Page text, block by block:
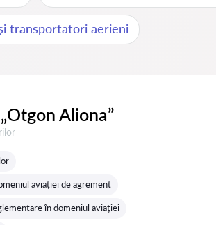
transportatori aerieni
Aliona”
aviației de agrement
în domeniul aviației